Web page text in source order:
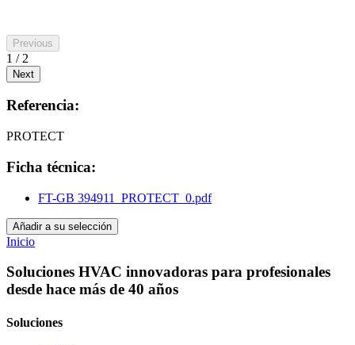
Previous
1 / 2
Next
Referencia:
PROTECT
Ficha técnica:
FT-GB 394911_PROTECT_0.pdf
Añadir a su selección
Inicio
Soluciones HVAC innovadoras para profesionales
desde hace más de 40 años
Soluciones